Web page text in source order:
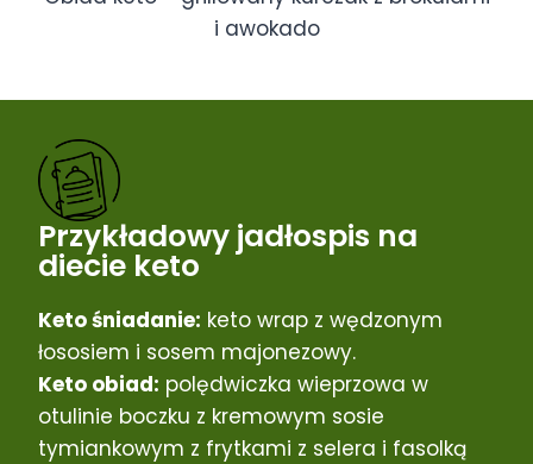
i awokado
Przykładowy jadłospis na
diecie keto
Keto śniadanie: keto wrap z wędzonym
łososiem i sosem majonezowy.
Keto obiad: polędwiczka wieprzowa w
otulinie boczku z kremowym sosie
tymiankowym z frytkami z selera i fasolką